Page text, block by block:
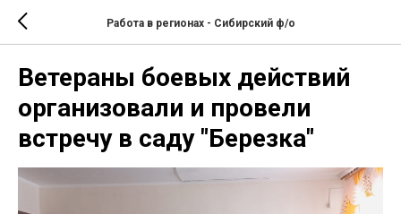
Работа в регионах - Сибирский ф/о
Ветераны боевых действий
организовали и провели
встречу в саду "Березка"